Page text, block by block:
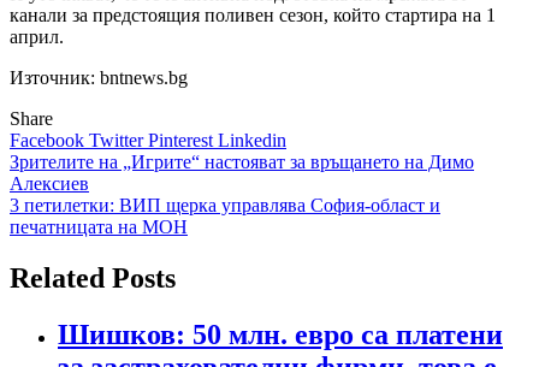
канали за предстоящия поливен сезон, който стартира на 1
април.
Източник: bntnews.bg
Share
Facebook TwitterPinterest Linkedin
Навигация
Зрителите на „Игрите“ настояват за връщането на Димо
Алексиев
3 петилетки: ВИП щерка управлява София-област и
печатницата на МОН
Related Posts
Шишков: 50 млн. евро са платени